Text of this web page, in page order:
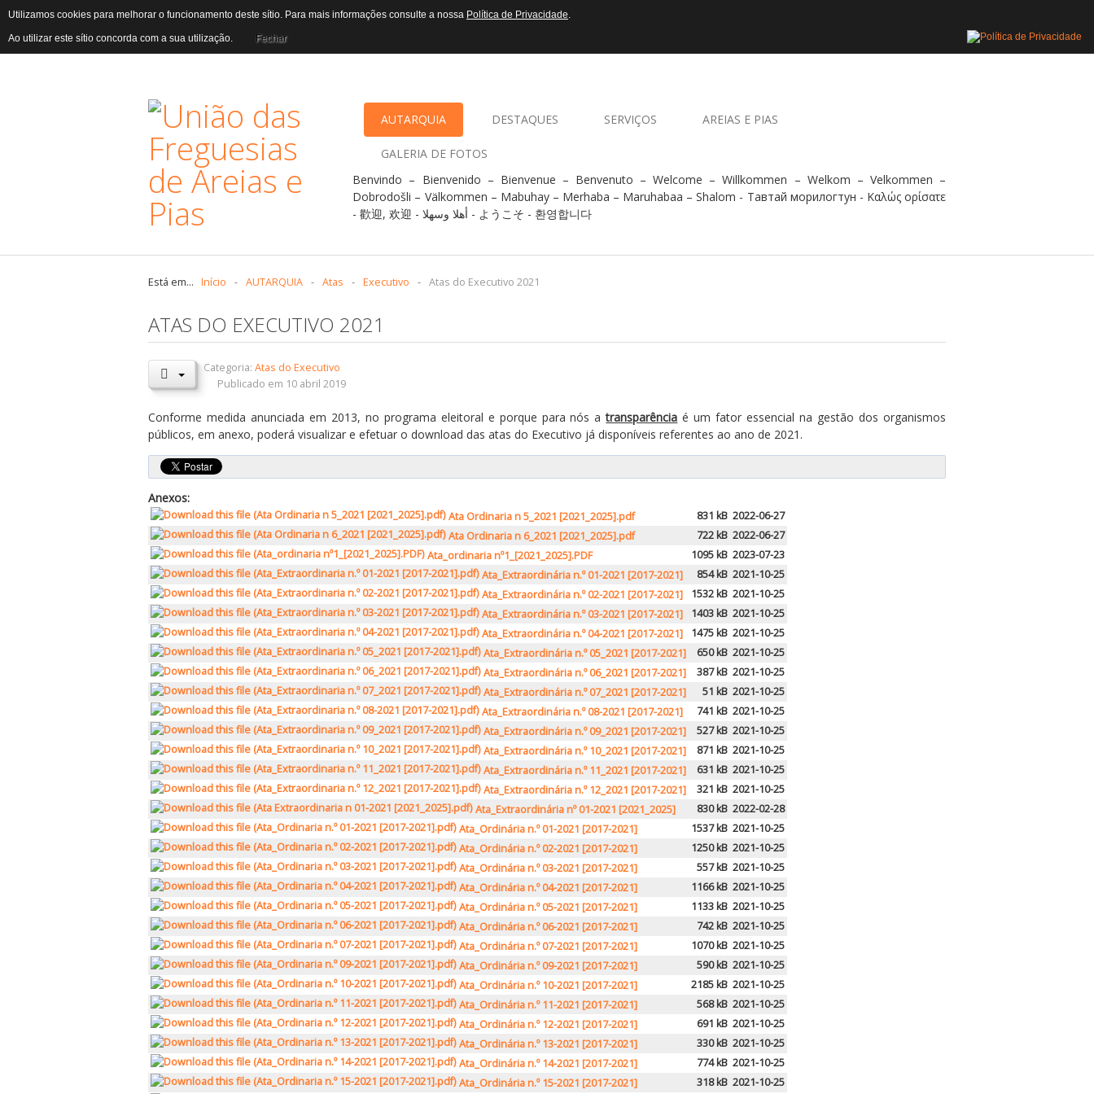
AUTARQUIA DESTAQUES SERVIÇOS AREIAS E PIAS
GALERIA DE FOTOS
Benvindo – Bienvenido – Bienvenue – Benvenuto – Welcome – Willkommen – Welkom – Velkommen –
Dobrodošli – Välkommen – Mabuhay – Merhaba – Maruhabaa – Shalom - Тавтай морилогтун - Καλώς ορίσατε
- 歡迎, 欢迎 - أهلا وسهلا - ようこそ - 환영합니다
Está em... Início - AUTARQUIA - Atas - Executivo - Atas do Executivo 2021
ATAS DO EXECUTIVO 2021
Categoria:Atas do Executivo
Publicado em 10 abril 2019
Conforme medida anunciada em 2013, no programa eleitoral e porque para nós atransparência é um fator essencial na gestão dos organismos
públicos, em anexo, poderá visualizar e efetuar o download das atas do Executivo já disponíveis referentes ao ano de 2021.
Anexos:
Ata Ordinaria n 5_2021 [2021_2025].pdf 831 kB 2022-06-27
Ata Ordinaria n 6_2021 [2021_2025].pdf
722 kB 2022-06-27
Ata_ordinaria nº1_[2021_2025].PDF
1095 kB 2023-07-23
Ata_Extraordinária n.º 01-2021 [2017-2021]
854 kB 2021-10-25
Ata_Extraordinária n.º 02-2021 [2017-2021]
1532 kB 2021-10-25
Ata_Extraordinária n.º 03-2021 [2017-2021]
1403 kB 2021-10-25
Ata_Extraordinária n.º 04-2021 [2017-2021]
1475 kB 2021-10-25
Ata_Extraordinária n.º 05_2021 [2017-2021]
650 kB 2021-10-25
Ata_Extraordinária n.º 06_2021 [2017-2021]
387 kB 2021-10-25
Ata_Extraordinária n.º 07_2021 [2017-2021]
51 kB 2021-10-25
Ata_Extraordinária n.º 08-2021 [2017-2021]
741 kB 2021-10-25
Ata_Extraordinária n.º 09_2021 [2017-2021]
527 kB 2021-10-25
Ata_Extraordinária n.º 10_2021 [2017-2021]
871 kB 2021-10-25
Ata_Extraordinária n.º 11_2021 [2017-2021]
631 kB 2021-10-25
Ata_Extraordinária n.º 12_2021 [2017-2021]
321 kB 2021-10-25
Ata_Extraordinária nº 01-2021 [2021_2025]
830 kB 2022-02-28
Ata_Ordinária n.º 01-2021 [2017-2021]
1537 kB 2021-10-25
Ata_Ordinária n.º 02-2021 [2017-2021]
1250 kB 2021-10-25
Ata_Ordinária n.º 03-2021 [2017-2021]
557 kB 2021-10-25
Ata_Ordinária n.º 04-2021 [2017-2021]
1166 kB 2021-10-25
Ata_Ordinária n.º 05-2021 [2017-2021]
1133 kB 2021-10-25
Ata_Ordinária n.º 06-2021 [2017-2021]
742 kB 2021-10-25
Ata_Ordinária n.º 07-2021 [2017-2021]
1070 kB 2021-10-25
Ata_Ordinária n.º 09-2021 [2017-2021]
590 kB 2021-10-25
Ata_Ordinária n.º 10-2021 [2017-2021]
2185 kB 2021-10-25
Ata_Ordinária n.º 11-2021 [2017-2021]
568 kB 2021-10-25
Ata_Ordinária n.º 12-2021 [2017-2021]
691 kB 2021-10-25
Ata_Ordinária n.º 13-2021 [2017-2021]
330 kB 2021-10-25
Ata_Ordinária n.º 14-2021 [2017-2021]
774 kB 2021-10-25
Ata_Ordinária n.º 15-2021 [2017-2021]
318 kB 2021-10-25
Utilizamos cookies para melhorar o funcionamento deste sítio. Para mais informações consulte a nossa Política de Privacidade.
Ao utilizar este sítio concorda com a sua utilização. Fechar